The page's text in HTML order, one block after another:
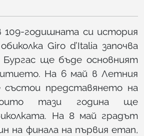
годишната си история
Giro d’Italia започва
ще бъде основният
На 6 май в Летния
представянето на
тази година ще
На 8 май градът
на финала на първия етап,